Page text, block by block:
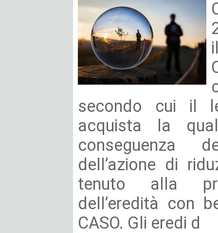
secondo cui il
acquista la
conseguenza
dell’azione di
tenuto alla
dell’eredità con
CASO. Gli eredi d